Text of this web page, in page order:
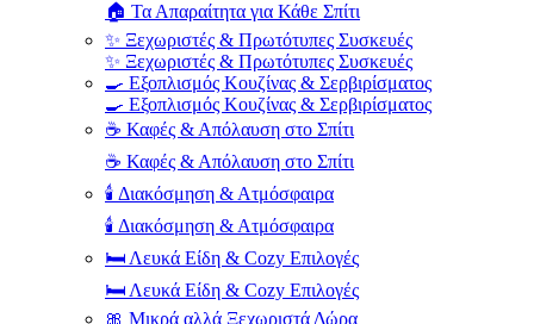
🏠 Τα Απαραίτητα για Κάθε Σπίτι
✨ Ξεχωριστές & Πρωτότυπες Συσκευές
✨ Ξεχωριστές & Πρωτότυπες Συσκευές
🍳 Εξοπλισμός Κουζίνας & Σερβιρίσματος
🍳 Εξοπλισμός Κουζίνας & Σερβιρίσματος
☕ Καφές & Απόλαυση στο Σπίτι
☕ Καφές & Απόλαυση στο Σπίτι
🕯️ Διακόσμηση & Ατμόσφαιρα
🕯️ Διακόσμηση & Ατμόσφαιρα
🛏️ Λευκά Είδη & Cozy Επιλογές
🛏️ Λευκά Είδη & Cozy Επιλογές
🎀 Μικρά αλλά Ξεχωριστά Δώρα